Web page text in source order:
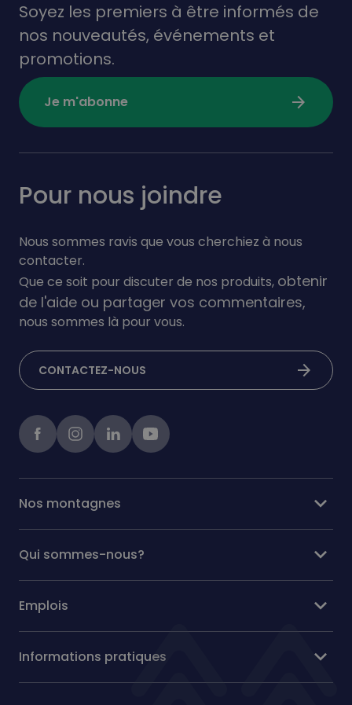
Soyez les premiers à être informés de
nos nouveautés, événements et
promotions.
Je m'abonne arrow_forward
Pour nous joindre
Nous sommes ravis que vous cherchiez à nous
contacter.
Que ce soit pour discuter de nos produits, obtenir
de l'aide ou partager vos commentaires,
nous sommes là pour vous.
CONTACTEZ-NOUS arrow_forward
FacebookinstagramlinkedInYoutube
Nos montagnes expand_more
Qui sommes-nous? expand_more
Emplois expand_more
Informations pratiques expand_more